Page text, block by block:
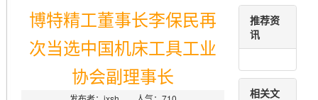
博特精工董事长李保民再
次当选中国机床工具工业
协会副理事长
推荐资
讯
相关文